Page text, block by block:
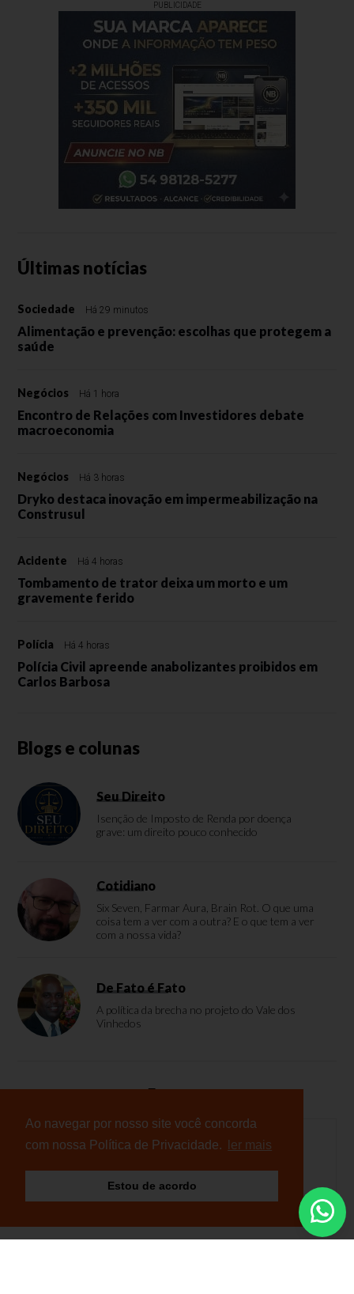
Ao navegar por nosso site você concorda
com nossa Política de Privacidade.
ler mais
Estou de acordo
PUBLICIDADE
Últimas notícias
Sociedade Há 29 minutos
Alimentação e prevenção: escolhas que protegem a
saúde
Negócios Há 1 hora
Encontro de Relações com Investidores debate
macroeconomia
Negócios Há 3 horas
Dryko destaca inovação em impermeabilização na
Construsul
Acidente Há 4 horas
Tombamento de trator deixa um morto e um
gravemente ferido
Polícia Há 4 horas
Polícia Civil apreende anabolizantes proibidos em
Carlos Barbosa
Blogs e colunas
Seu Direito
Isenção de Imposto de Renda por doença
grave: um direito pouco conhecido
Cotidiano
Six Seven, Farmar Aura, Brain Rot. O que uma
coisa tem a ver com a outra? E o que tem a ver
com a nossa vida?
De Fato é Fato
A política da brecha no projeto do Vale dos
Vinhedos
Enquete